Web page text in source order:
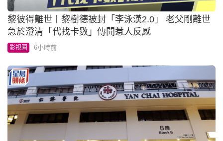
黎彼得離世丨黎樹德被封「李泳漢2.0」 老父剛離世
急於澄清「代找卡數」傳聞惹人反感
影視圈 6小時前